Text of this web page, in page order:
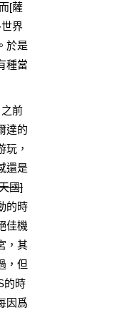
[薩
界
於是
種當
前
達的
玩，
還是
國]
的時
佳機
，其
，但
的時
因爲